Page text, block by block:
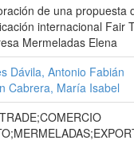
de una propuesta
internacional Fair
Mermeladas Elena
Dávila, Antonio Fabián
Cabrera, María Isabel